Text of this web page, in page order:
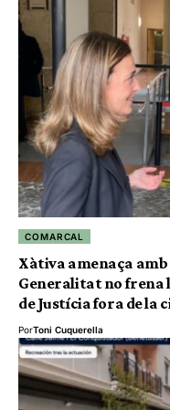
COMARCAL
Xàtiva amenaça
Generalitat no frena
de Justícia fora de la
PorToni Cuquerella